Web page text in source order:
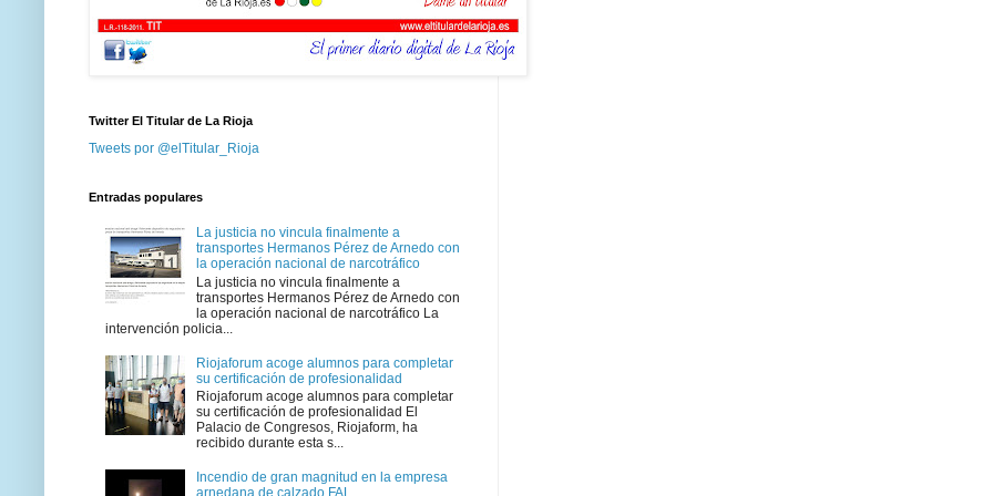
Twitter El Titular de La Rioja
Tweets por @elTitular_Rioja
Entradas populares
La justicia no vincula finalmente a
transportes Hermanos Pérez de Arnedo con
la operación nacional de narcotráfico
La justicia no vincula finalmente a
transportes Hermanos Pérez de Arnedo con
la operación nacional de narcotráfico La
intervención policia...
Riojaforum acoge alumnos para completar
su certificación de profesionalidad
Riojaforum acoge alumnos para completar
su certificación de profesionalidad El
Palacio de Congresos, Riojaform, ha
recibido durante esta s...
Incendio de gran magnitud en la empresa
arnedana de calzado FAL